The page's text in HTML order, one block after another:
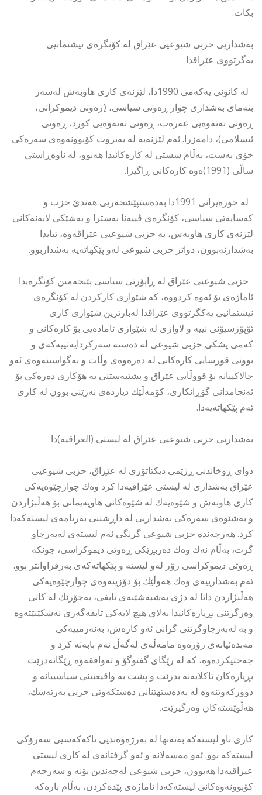
بكات.
بەشداریی حزبی شیوعیی عێراق لە كۆنگرەی نیشتمانیی
یەگرتووی عێراقدا
لە كانونی یەكەمی 1990دا، لێژنەی كاری هاوبەش لەسەر
بنەمای بەشداری چوار ڕەوتی سیاسی، (ِرەوتی دیموكراتی،
ڕەوتی نەتەوەیی عەرەب، ڕەوتی نەتەوەیی كورد، ڕەوتی
ئیسلامی)، دامەزرا. ئەم لێژنەیە لە بەیروت كۆبوونەوەی سەرەكی
خۆی بەست، بەڵام سستی لە كارەكانیدا هەبوو، لە ناوەڕاستی
ساڵی (1991)ەوە كارەكانی ڕاگیرا.
لە حوزەیرانی 1991دا بەدەستپێشخەریی هەندێ حزب و
كەسایەتی سیاسی، كۆنگرەی ڤییەنا بەسترا و بەشێكی لایەنەكانی
لێژنەی كاری هاوبەش، بە حزبی شیوعیی عێراقەوە، تیایدا
بەشدارنەبوون، دواتر حزبی شیوعی لەو پێكهاتەیە بەشداربوو.
حزبی شیوعیی عێراق لە ڕاپۆرتی سیاسی پێنجەمین كۆنگرەیدا
ئاماژەی بۆ ئەوە كردووە، كە شێوازی كاركردن لە كۆنگرەی
نیشتمانیی یەكگرتووی عێراقدا لەبارترین شێوازی كاری
ئۆپۆزسیۆنی نییە و لاوازی لە شێوازی ئامادەیی بۆ كارەكانی و
كەمی پشكی حزبی شیوعی لە دەستە سەركردایەتییەكەی و
بوونی قورسایی كارەكانی لە دەرەوەی وڵات و نەگواستنەوەی ئەو
چالاكییانە بۆ قووڵایی عێراق و پشتبەستنی بە هۆكاری دەرەكی بۆ
ئەنجامدانی گۆڕانكاری، كۆمەڵێك دیاردەی نەرێنی بوون لە كاری
ئەم پێكهاتەیەدا.
بەشداریی حزبی شیوعیی عێراق لە لیستی (العراقیە)دا
دوای ڕوخاندنی ڕژێمی دیكتاتۆری لە عێڕاق، حزبی شیوعیی
عێراق بەشداری لە لیستی عێراقیەدا كرد وەك چوارچێوەیەكی
كاری هاوبەش و شێوەیەك لە شێوەكانی هاوپەیمانی بۆ هەڵبژاردن
و بەشێوەی سەرەكی بەشداریی لە داڕشتنی بەرنامەی لیستەكەدا
كرد. هەرچەندە حزبی شیوعی گرنگی ئەم لیستەی لەبەرچاو
گرت، بەڵام نەك وەك دەربڕێكی ڕەوتی دیموكراسی، چونكە
ڕەوتی دیموكراسی زۆر لەو لیستە و پێكهاتەكەی بەرفراوانتر بوو.
ئەم بەشدارییەی وەك هەوڵێك بۆ دۆزینەوەی چوارچێوەیەكی
هەڵبژاردن دانا لە دژی بەشبەشێنەی تایفی، بەجۆرێك لە كاتی
وەرگرتنی بڕیارەكانیدا بەلای هیچ لایەكی تایفەگەری نەشكێنێتەوە
و بە لەبەرچاوگرتنی گرانی ئەو كارەش، بەنەرمییەكی
مەبدەئیانەی زۆرەوە مامەڵەی لەگەڵ ئەم بابەتە كرد و
جەختیكردەوە، كە لە رێگای گفتوگۆ و تەوافقەوە ڕێگانەدرێت
بڕیارەكان تاكلایەنە بدرێت و پشت بە واقیعبینی سیاسییانە و
دووركەوتنەوە لە بەدەستهێنانی دەستكەوتی حزبی بەرتەسك،
هەڵوێستەكان وەرگیرێت.
كاری ناو لیستەكە بەتەنها لە بەرژەوەندیی تاكەكەسیی سەرۆكی
لیستەكە بوو. ئەو مەسەلانە و ئەو گرفتانەی لە كاری لیستی
عیراقیەدا هەبوون، حزبی شیوعی لەچەندین بۆنە و سەرجەم
كۆبوونەوەكانی لیستەكەدا ئاماژەی پێدەكردن، بەڵام بارەكە